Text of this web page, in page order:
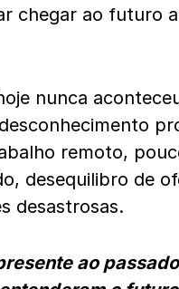
chegar ao futuro
nunca
remoto,
desequilibro de
desastrosas.
ao